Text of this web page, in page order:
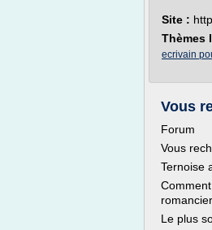
Site :
Thèmes
ecrivain
Vous
Forum
Vous
Ternoise
romancier.
Le plus